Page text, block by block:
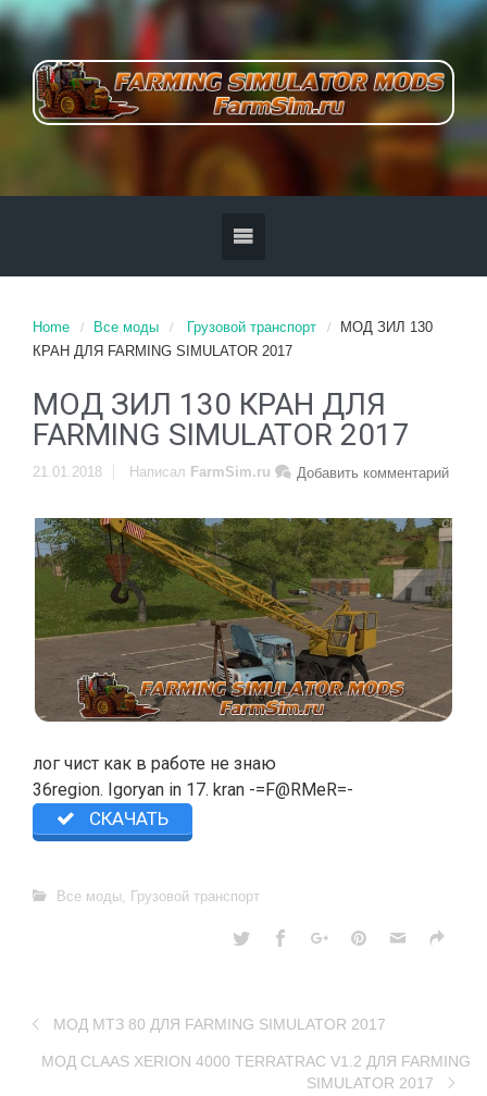
Home Все моды Грузовой транспорт
МОД ЗИЛ 130
КРАН ДЛЯ FARMING SIMULATOR 2017
МОД ЗИЛ 130 КРАН ДЛЯ
FARMING SIMULATOR 2017
21.01.2018 Добавить комментарий
Написал FarmSim.ru
лог чист как в работе не знаю
36region. Igoryan in 17. kran -=F@RMeR=-
СКАЧАТЬ
Все моды, Грузовой транспорт
МОД МТЗ 80 ДЛЯ FARMING SIMULATOR 2017
МОД CLAAS XERION 4000 TERRATRAC V1.2 ДЛЯ FARMING
SIMULATOR 2017